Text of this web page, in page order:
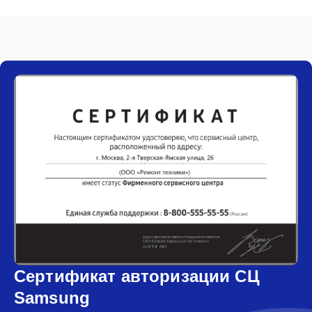
Сертификат авторизации СЦ
Samsung